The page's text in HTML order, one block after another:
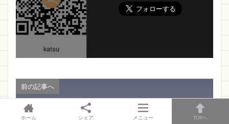
前の記事へ
ホーム シェア メニュー TOPへ